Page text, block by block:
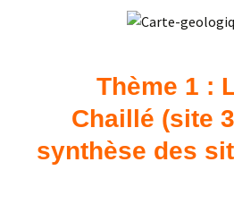
Thème 1 :
Chaillé
synthèse des